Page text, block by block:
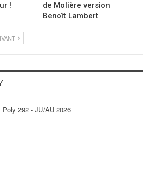
!
de Molière version
Benoît Lambert
Poly 292 - JU/AU 2026